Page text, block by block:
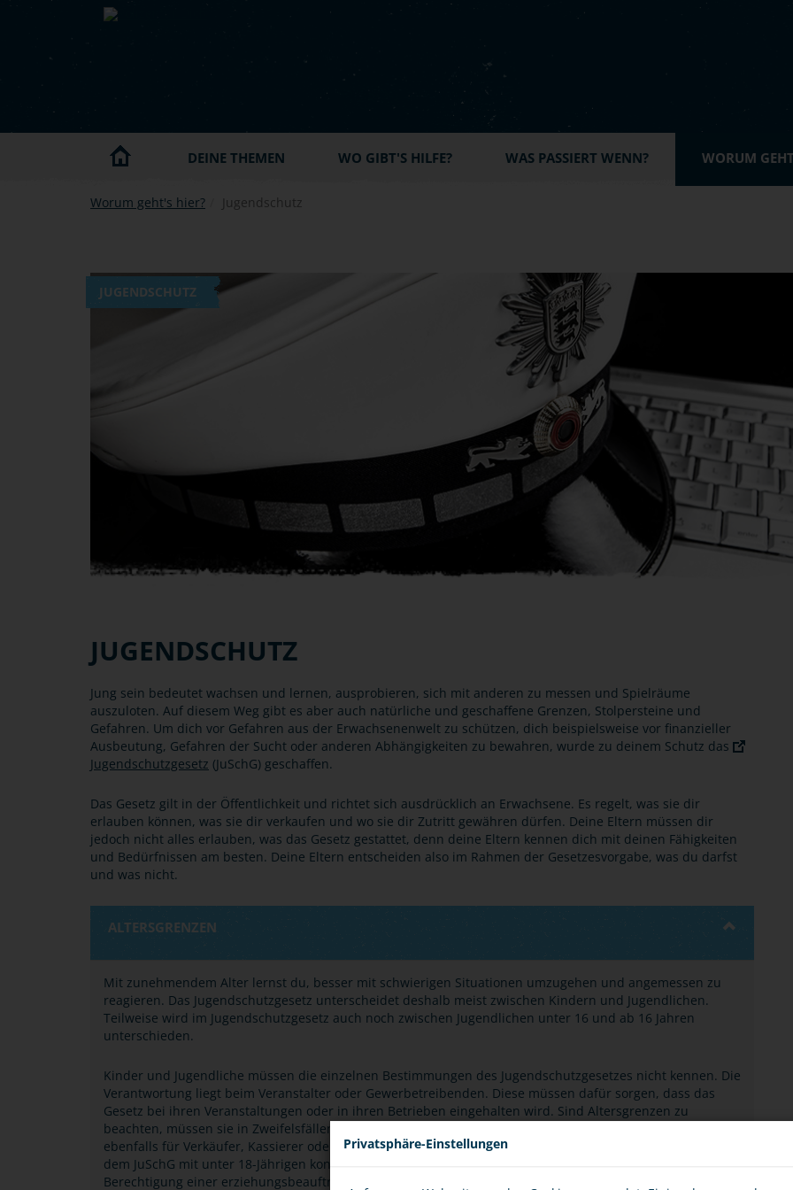
Skip to main content
DEINE THEMEN WO GIBT'S HILFE? WAS PASSIERT WENN? WORUM
Worum geht's hier? Jugendschutz
JUGENDSCHUTZ
JUGENDSCHUTZ
Jung sein bedeutet wachsen und lernen, ausprobieren, sich mit anderen zu messen und Spielräume
auszuloten. Auf diesem Weg gibt es aber auch natürliche und geschaffene Grenzen, Stolpersteine und
Gefahren. Um dich vor Gefahren aus der Erwachsenenwelt zu schützen, dich beispielsweise vor finanzieller
Ausbeutung, Gefahren der Sucht oder anderen Abhängigkeiten zu bewahren, wurde zu deinem Schutz das
Jugendschutzgesetz (JuSchG) geschaffen.
Das Gesetz gilt in der Öffentlichkeit und richtet sich ausdrücklich an Erwachsene. Es regelt, was sie dir
erlauben können, was sie dir verkaufen und wo sie dir Zutritt gewähren dürfen. Deine Eltern müssen dir
jedoch nicht alles erlauben, was das Gesetz gestattet, denn deine Eltern kennen dich mit deinen Fähigkeiten
und Bedürfnissen am besten. Deine Eltern entscheiden also im Rahmen der Gesetzesvorgabe, was du darfst
und was nicht.
ALTERSGRENZEN
Mit zunehmendem Alter lernst du, besser mit schwierigen Situationen umzugehen und angemessen zu
reagieren. Das Jugendschutzgesetz unterscheidet deshalb meist zwischen Kindern und Jugendlichen.
Teilweise wird im Jugendschutzgesetz auch noch zwischen Jugendlichen unter 16 und ab 16 Jahren
unterschieden.
Kinder und Jugendliche müssen die einzelnen Bestimmungen des Jugendschutzgesetzes nicht kennen. Die
Verantwortung liegt beim Veranstalter oder Gewerbetreibenden. Diese müssen dafür sorgen, dass das
Gesetz bei ihren Veranstaltungen oder in ihren Betrieben eingehalten wird. Sind Altersgrenzen zu
beachten, müssen sie in Zweifelsfällen das Alter von Kindern und Jugendlichen überprüfen. Dies gilt
ebenfalls für Verkäufer, Kassierer oder Bedienungen, im Grunde alle Personen, die im Zusammenhang mit
dem JuSchG mit unter 18-Jährigen konfrontiert werden. Außerdem müssen sie gegebenenfalls die
Berechtigung einer erziehungsbeauftragen Person überprüfen.
Privatsphäre-Einstellungen